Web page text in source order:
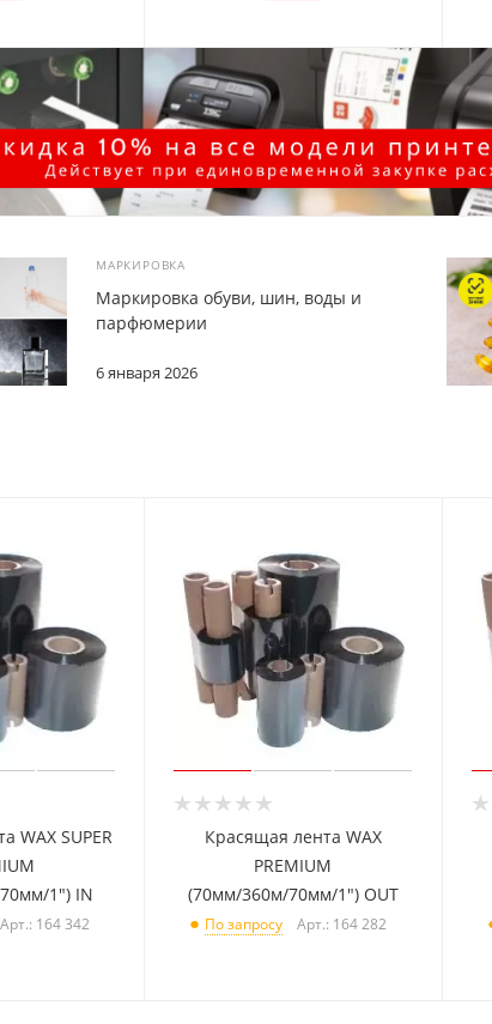
МАРКИРОВКА
6 января 2026
Маркировка обуви, шин, воды и
парфюмерии
WAX SUPER
1") IN
Арт.: 164 342
Красящая лента WAX
PREMIUM
(70мм/360м/70мм/1") OUT
По запросу Арт.: 164 282